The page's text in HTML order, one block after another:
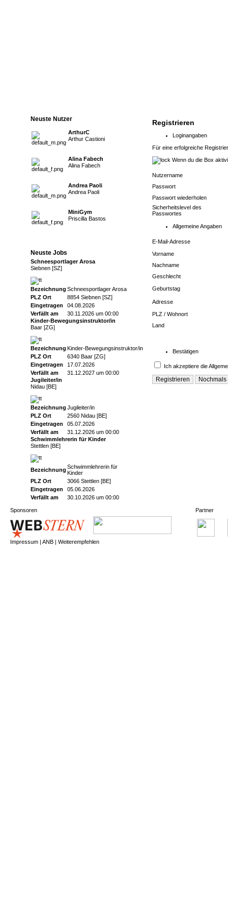
Neuste Nutzer
ArthurC
Arthur Castioni
Alina Fabech
Alina Fabech
Andrea Paoli
Andrea Paoli
MiniGym
Priscilla Bastos
Neuste Jobs
Schneesportlager Arosa
Siebnen [SZ]
Bezeichnung Schneesportlager Arosa
PLZ Ort
8854 Siebnen [SZ]
Eingetragen
04.08.2026
Verfällt am
30.11.2026 um 00:00
Kinder‑Bewegungsinstruktor/in
Baar [ZG]
Bezeichnung Kinder‑Bewegungsinstruktor/in
PLZ Ort
6340 Baar [ZG]
Eingetragen
17.07.2026
Verfällt am
31.12.2027 um 00:00
Jugileiter/in
Nidau [BE]
Bezeichnung Jugileiter/in
PLZ Ort
2560 Nidau [BE]
Eingetragen
05.07.2026
Verfällt am
31.12.2026 um 00:00
Schwimmlehrerin für Kinder
Stettlen [BE]
Bezeichnung Schwimmlehrerin für
Kinder
PLZ Ort
3066 Stettlen [BE]
Eingetragen
05.06.2026
Verfällt am
30.10.2026 um 00:00
Registrieren
Loginangaben
Für eine erfolgreiche
Wenn du die Box
Nutzername
Passwort
Passwort wiederholen
Sicherheitslevel des
Passwortes
Allgemeine Angaben
E-Mail-Adresse
Vorname
Nachname
Geschlecht
Geburtstag
Adresse
PLZ / Wohnort
Land
Bestätigen
Ich akzeptiere die
Sponsoren Partner
Impressum | ANB | Weiterempfehlen